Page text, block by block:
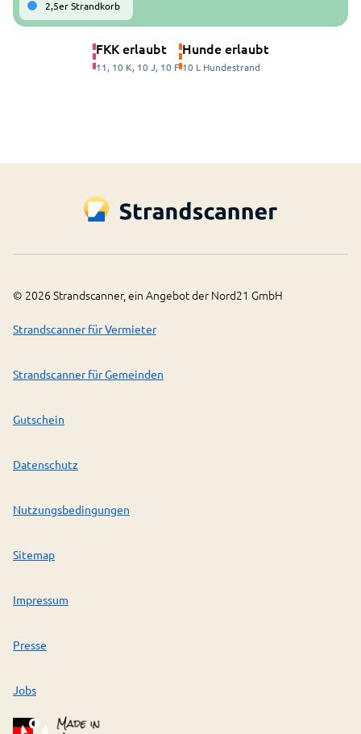
2,5er Strandkorb
FKK erlaubt
11, 10 K, 10 J, 10 F
Hunde erlaubt
10 L Hundestrand
© 2026 Strandscanner, ein Angebot der Nord21 GmbH
Strandscanner für Vermieter
Strandscanner für Gemeinden
Gutschein
Datenschutz
Nutzungsbedingungen
Sitemap
Impressum
Presse
Jobs